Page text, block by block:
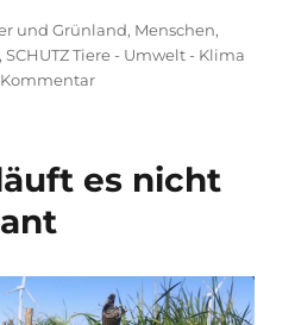
und Grünland, Menschen,
,SCHUTZ Tiere - Umwelt - Klima
zu
es nicht